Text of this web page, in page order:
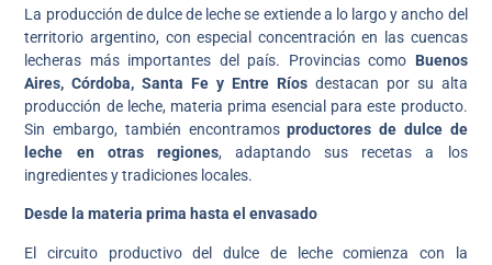
La producción de dulce de leche se extiende a lo largo y ancho del
territorio argentino, con especial concentración en las cuencas
lecheras más importantes del país. Provincias como Buenos
Aires, Córdoba, Santa Fe y Entre Ríosdestacan por su alta
producción de leche, materia prima esencial para este producto.
Sin embargo, también encontramosproductores de dulce de
leche en otras regiones, adaptando sus recetas a los
ingredientes y tradiciones locales.
Desde la materia prima hasta el envasado
El circuito productivo del dulce de leche comienza con la